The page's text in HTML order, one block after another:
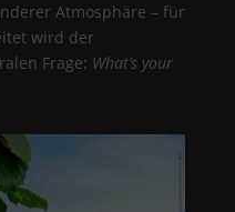
Atmosphäre – für
wird der
Frage: What’s your